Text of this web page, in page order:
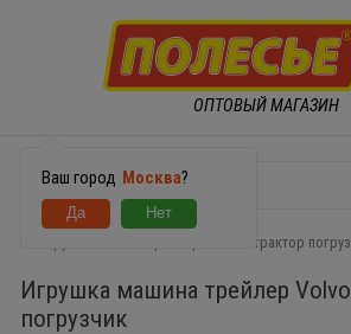
ОПТОВЫЙ МАГАЗИН
Ваш город Москва?
Игрушка машина трейлер Volvo + трактор
Игрушка машина трейлер
погрузчик